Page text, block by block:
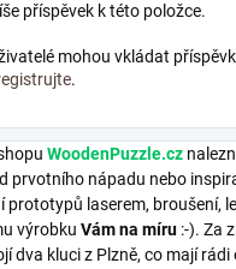
příspěvek k této položce.
mohou vkládat
.
WoodenPuzzle.cz
prvotního nápadu nebo
prototypů laserem, broušení,
výrobku Vám na míru :-). Za
dva kluci z Plzně, co mají